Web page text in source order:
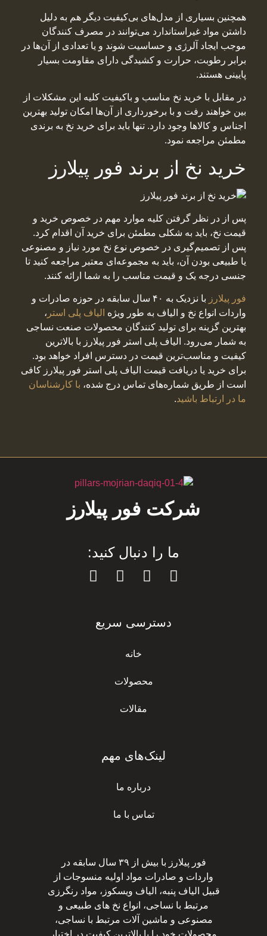
همچنین بسیاری از مدل‌های بی‌کیفیت دیگر هم به دلیل
داشتن مواد غیراستاندارد می‌توانند در مصرف کنندگان
موجب ایجاد آلرژی و حساسیت شوند و یا تعدادی از آن‌ها در
برابر رطوبت، حرارت و کشیدگی دارای مقاومت بسیار
پایینی هستند.
در مقابل با خرید نخ مناسب و باکیفیت کلیه این مشکلات از
بین خواهند رفت و با برخورداری از آن‌ها امکان تولید بهترین
اجناس و کالاها وجود دارد. تنها باید برای خرید نخ به برندی
مطمئن مراجعه نمود.
خرید نخ از برند فور پیلارز
پس از در نظر گرفتن کلیه موارد مهم در خصوص خرید و
قیمت نخ، باید به شکلی مطمئن برای خرید آن اقدام کرد.
پس از تصمیم‌گیری در خصوص نوع نخ مورد نیاز و مصنوعی
یا طبیعی بودن آن، باید به مجموعه‌ای معتبر مراجعه کنید تا
جنسی درجه یک و قیمت مناسب را به شما ارائه کنند.
فور پیلارز
با نزدیک به ۴۰ سال سابقه در حوزه صادرات و
واردات انواع نخ و الیاف به طور ویژه الیاف پلی استر ،
بهترین گزینه برای تولید کنندگان محصولات صنعت نساجی
به شمار می‌رود. الیاف پلی استر فور پیلارز با بالاترین
کیفیت و مناسب‌ترین قیمت در دسترس افراد خواهد بود.
برای خرید یا دریافت قیمت الیاف پلی استر فور پیلارز کافی
است از طریق شماره‌های تماس درج شده، با کارشناسان
ما در ارتباط باشید.
شرکت فور پیلارز
ما را دنبال کنید:
دسترسی سریع
خانه
محصولات
مقالات
لینک‌های مهم
درباره ما
تماس با ما
فور پیلارز با بیش از ۳۹ سال سابقه در
واردات و صادرات مواد اولیه منسوجات از
قبیل الیاف پنبه، الیاف ویسکوز، مواد رنگرزی
مرتبط با نساجی، انواع نخ های طبیعی و
مصنوعی و ماشین آلات مرتبط با نساجی،